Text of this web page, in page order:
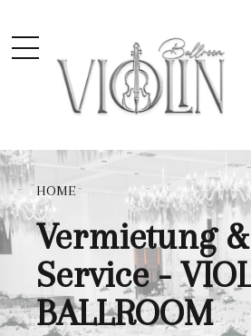
HOME
Vermietung &
Service -
BALLROOM